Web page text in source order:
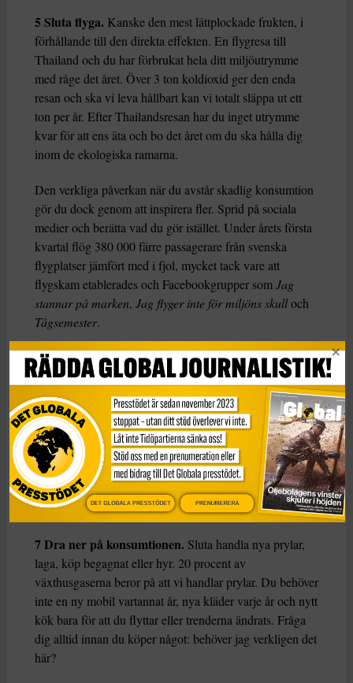
5 Sluta flyga. Kanske den mest lättplockade frukten, i
förhållande till den direkta effekten. En flygresa till
Thailand och du har förbrukat hela ditt miljöutrymme
med råge det året. Över 3 ton koldioxid ger den enda
resan och ska vi leva hållbart kan vi totalt släppa ut ett
ton per år. Efter Thailandsresan har du inget utrymme
kvar för att ens äta och bo det året om du ska hålla dig
inom de ekologiska ramarna.
Den verkliga påverkan när du avstår skadlig konsumtion
gör du dock genom att inspirera fler. Sprid på sociala
medier och berätta vad du gör istället. Under årets första
kvartal flög 380 000 färre passagerare från svenska
flygplatser jämfört med i fjol, mycket tack vare att
flygskam etablerades och Facebookgrupper som Jag
stannar på marken, Jag flyger inte för miljöns skulloch
Tågsemester.
6 Bli vegan. Kött- och mjölkindustrin är en av de riktigt
stora bovarna när det gäller dina personliga utsläpp.
Genom att bli vegan minskar du ditt utsläpp i genomsnitt
från 1,8 ton koldioxid per person till 300 kg per år.
Undviker du dessutom färska och exotiska grönsaker
som flygs in eller odlas i växthus och minskar ditt
matsvinn kan du pressa det ytterligare. Kanske till och
med börjar dumpstra. Genomsnittssvensken slänger i dag
en femtedel av maten.
7 Dra ner på konsumtionen. Sluta handla nya prylar,
laga, köp begagnat eller hyr. 20 procent av
växthusgaserna beror på att vi handlar prylar. Du behöver
inte en ny mobil vartannat år, nya kläder varje år och nytt
kök bara för att du flyttar eller trenderna ändrats. Fråga
dig alltid innan du köper något: behöver jag verkligen det
här?
DET GLOBALA PRESSTÖDET PRENUMERERA